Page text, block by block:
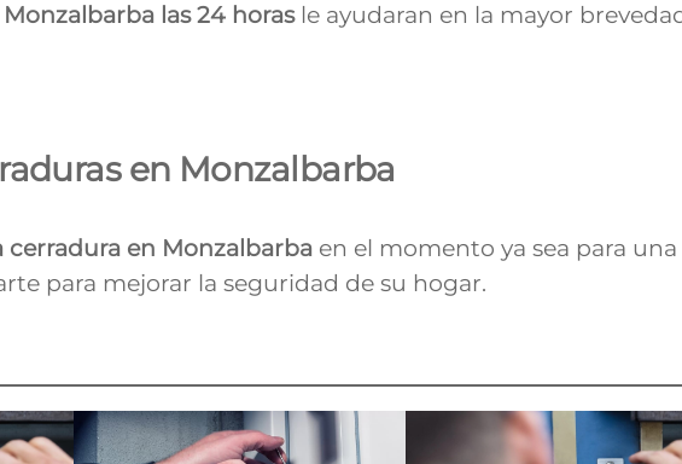
las 24 horasle ayudaran en la mayor
en Monzalbarba
cerradura en Monzalbarba en el momento ya sea para una
para mejorar la seguridad de su hogar.